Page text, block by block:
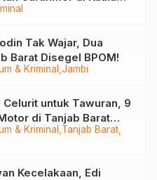
& Kriminal Jambi
Tak Wajar, Dua
Barat Disegel BPOM!
& Kriminal Tanjab Barat
Celurit untuk Tawuran, 9
di Tanjab Barat
Kecelakaan, Edi